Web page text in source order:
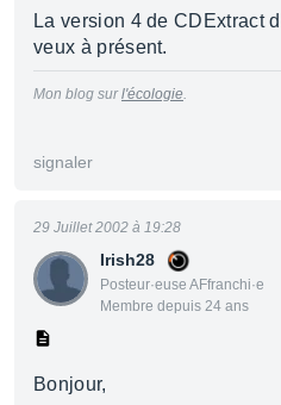
La version 4 de CDExtract
veux à présent.
Mon blog surl'écologie.
signaler
Irish28
Posteur·euse AFfranchi·e
Membre depuis 24 ans
29 Juillet 2002 à 19:28
Bonjour,